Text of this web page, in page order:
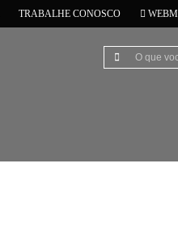
TRABALHE CONOSCO